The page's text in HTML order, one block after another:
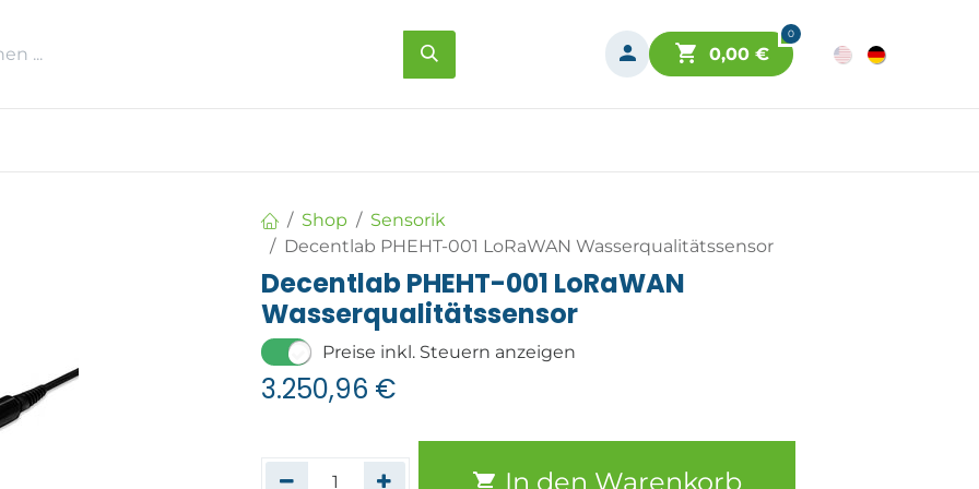
0
0,00€
Shop
Sensorik
Decentlab PHEHT-001 LoRaWAN Wasserqualitätssensor
Decentlab PHEHT-001 LoRaWAN
Wasserqualitätssensor
Preise inkl. Steuern anzeigen
3.250,96 €
In den Warenkorb